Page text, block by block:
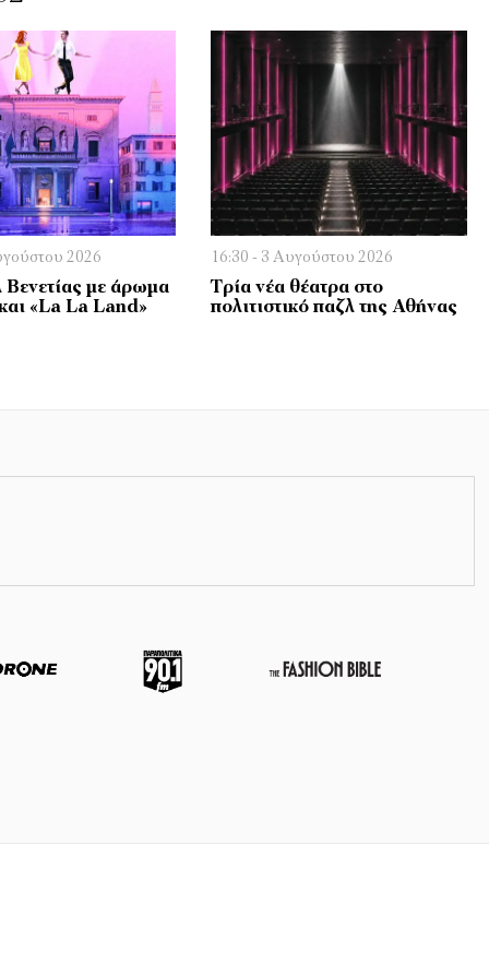
2026
Βενετίας με άρωμα
«La La Land»
16:30 - 3 Αυγούστου 2026
Τρία νέα θέατρα στο
πολιτιστικό παζλ της Αθήνας